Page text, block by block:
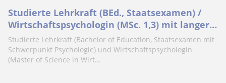
Studierte Lehrkraft (BEd., Staatsexamen) /
Wirtschaftspsychologin (MSc. 1,3) mit langer
Nachhilfeerfahrung bietet Studienhilfe an
Studierte Lehrkraft (Bachelor of Education, Staatsexamen mit
Schwerpunkt Psychologie) und Wirtschaftspsychologin
(Master of Science in Wirt...